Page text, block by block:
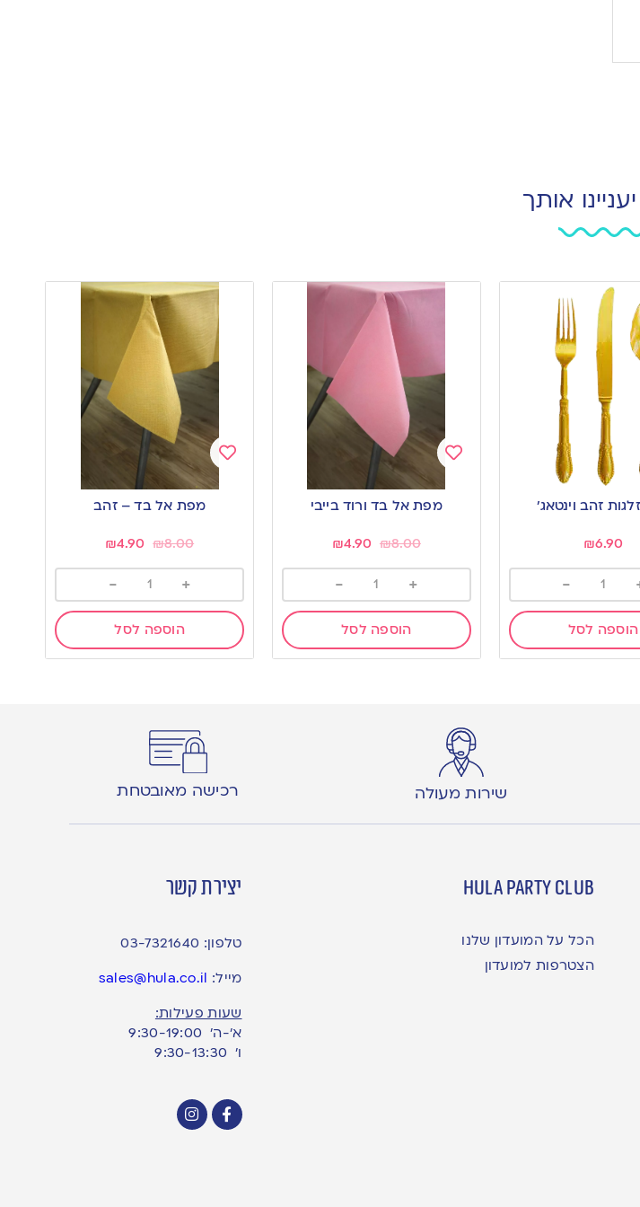
אותך
₪6.90
-
הוספה לסל
מפת אל בד ורוד בייבי
₪8.00
₪4.90
+
-
הוספה לסל
Add
מפת אל בד – זהב
₪8.00
₪4.90
+
-
הוספה לסל
שירות מעולה רכישה מאובטחת
hula party club
הכל על המועדון שלנו
הצטרפות למועדון
יצירת קשר
טלפון: 03-7321640
מייל: sales@hula.co.il
שעות פעילות:
א’-ה’ 9:30-19:00
ו׳ 9:30-13:30